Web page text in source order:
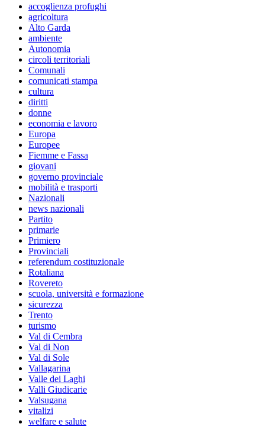
accoglienza profughi
agricoltura
Alto Garda
ambiente
Autonomia
circoli territoriali
Comunali
comunicati stampa
cultura
diritti
donne
economia e lavoro
Europa
Europee
Fiemme e Fassa
giovani
governo provinciale
mobilità e trasporti
Nazionali
news nazionali
Partito
primarie
Primiero
Provinciali
referendum costituzionale
Rotaliana
Rovereto
scuola, università e formazione
sicurezza
Trento
turismo
Val di Cembra
Val di Non
Val di Sole
Vallagarina
Valle dei Laghi
Valli Giudicarie
Valsugana
vitalizi
welfare e salute